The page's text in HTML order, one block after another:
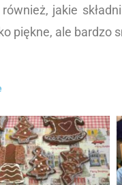
jakie
piękne, ale bardzo